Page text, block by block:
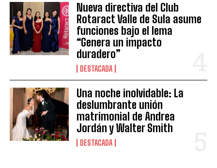
Nueva directiva del Club
Rotaract Valle de Sula asume
funciones bajo el lema
“Genera un impacto
duradero”
DESTACADA
Una noche inolvidable: La
deslumbrante unión
matrimonial de Andrea
Jordán y Walter Smith
DESTACADA